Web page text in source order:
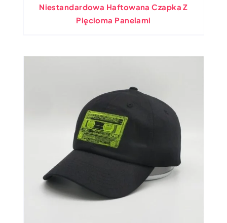
Niestandardowa Haftowana Czapka Z
Pięcioma Panelami